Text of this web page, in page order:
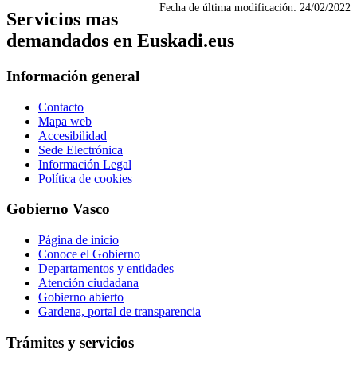
Fecha de última modificación: 24/02/2022
Servicios mas
demandados en Euskadi.eus
Información general
Contacto
Mapa web
Accesibilidad
Sede Electrónica
Información Legal
Política de cookies
Gobierno Vasco
Página de inicio
Conoce el Gobierno
Departamentos y entidades
Atención ciudadana
Gobierno abierto
Gardena, portal de transparencia
Trámites y servicios